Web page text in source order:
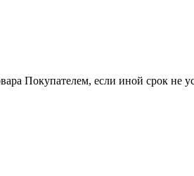
Покупателем, если иной срок не